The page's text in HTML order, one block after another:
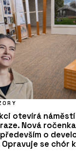
otevírá
Nová
o
se chór